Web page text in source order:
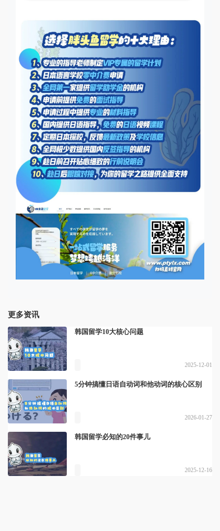
更多资讯
韩国留学10大核心问题
2025-12-01
5分钟搞懂日语自动词和他动词的核心区别
2026-01-27
韩国留学必知的20件事儿
2025-12-16